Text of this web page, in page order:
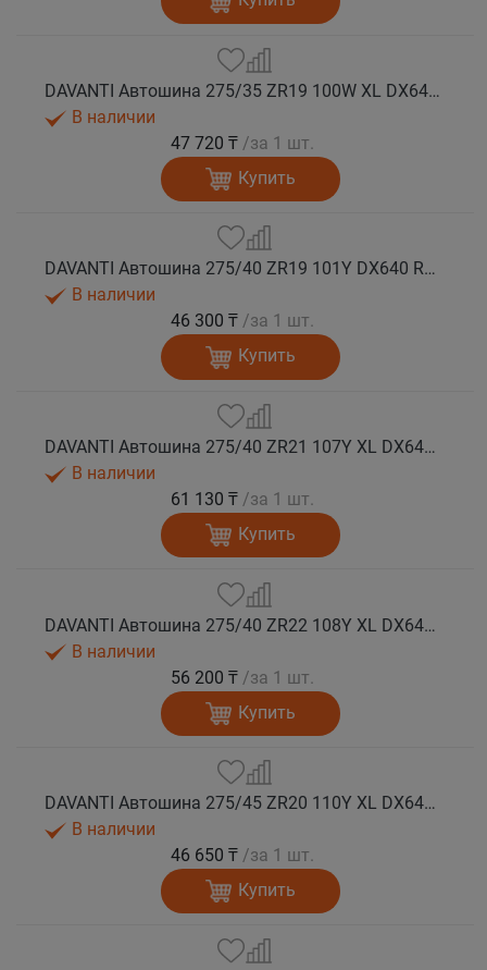
DAVANTI Автошина 275/35 ZR19 100W XL DX640 RPR лето (Таиланд)
В наличии
47 720 ₸ /за 1 шт.
Купить
DAVANTI Автошина 275/40 ZR19 101Y DX640 RPR лето
В наличии
46 300 ₸ /за 1 шт.
Купить
DAVANTI Автошина 275/40 ZR21 107Y XL DX640 RPR лето
В наличии
61 130 ₸ /за 1 шт.
Купить
DAVANTI Автошина 275/40 ZR22 108Y XL DX640 RPR лето
В наличии
56 200 ₸ /за 1 шт.
Купить
DAVANTI Автошина 275/45 ZR20 110Y XL DX640 RPR лето (Таиланд)
В наличии
46 650 ₸ /за 1 шт.
Купить